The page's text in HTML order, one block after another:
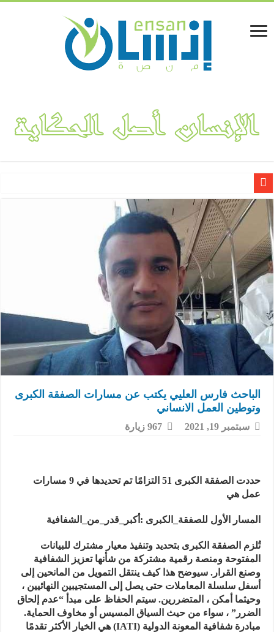
لينا المفلحي.. قصة نجاح مشروع “فكتوريا بوتيك” لتصميم وهندسة
الباحث فارس العليي يكتب عن مسارات الصفقة الكبرى
وتوطين العمل الانساني
سبتمبر 19, 2021 967 زيارة
حددت الصفقة الكبرى 51 التزامًا تم تحديدها في 9 مسارات
عمل هي
المسار الأول للصفقة_الكبرى : أكبر_قدر_من_الشفافية
تُلزم الصفقة الكبرى بتحديد وتنفيذ معيار مشترك للبيانات
المفتوحة ومنصة رقمية مشتركة من شأنها تعزيز الشفافية
وصنع القرار. سيوضح هذا كيف ينتقل التمويل من المانحين إلى
أسفل سلسلة المعاملات حتى يصل إلى المستجيبين النهائيين ،
وحيثما أمكن ، المتضررين. سيتم الحفاظ على مبدأ “عدم إلحاق
الضرر” ، سواء من حيث السياق المسيس أو مخاوف الحماية.
مبادرة شفافية المعونة الدولية (IATI) هي الخيار الأكثر تقدمًا